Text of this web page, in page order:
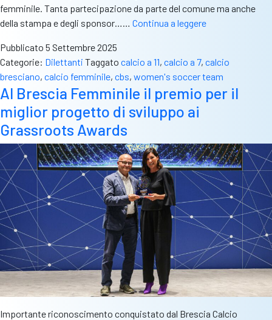
femminile. Tanta partecipazione da parte del comune ma anche
della stampa e degli sponsor…… Continua a leggerePresentazioni
una
partenza
all’insegna
voglia
di
fare
bene
Pubblicato 5 Settembre 2025
Categorie: Dilettanti Taggato calcio a 11, calcio a 7, calcio
bresciano, calcio femminile, cbs, women's soccer team
Al Brescia Femminile il premio per il
miglior progetto di sviluppo ai
Grassroots Awards
Importante riconoscimento conquistato dal Brescia Calcio